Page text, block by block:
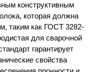
конструктивным
которая должна
таким как ГОСТ 3282-
для сварочной
гарантирует
свойства